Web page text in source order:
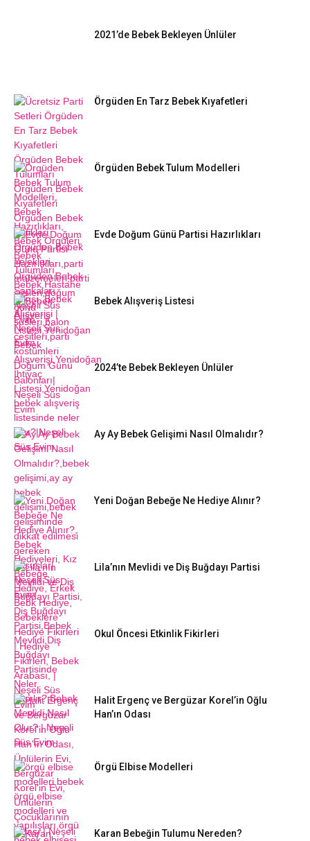
2021’de Bebek Bekleyen Ünlüler
Örgüden En Tarz Bebek Kıyafetleri
Örgüden Bebek Tulum Modelleri
Evde Doğum Günü Partisi Hazırlıkları
Bebek Alışveriş Listesi
2024’te Bebek Bekleyen Ünlüler
Ay Ay Bebek Gelişimi Nasıl Olmalıdır?
Yeni Doğan Bebeğe Ne Hediye Alınır?
Lila’nın Mevlidi ve Diş Buğdayı Partisi
Okul Öncesi Etkinlik Fikirleri
Halit Ergenç ve Bergüzar Korel’in Oğlu
Han’ın Odası
Örgü Elbise Modelleri
Karan Bebeğin Tulumu Nereden?